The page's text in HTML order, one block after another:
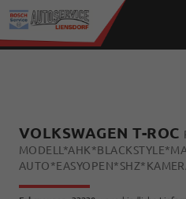
VOLKSWAGEN T-ROC